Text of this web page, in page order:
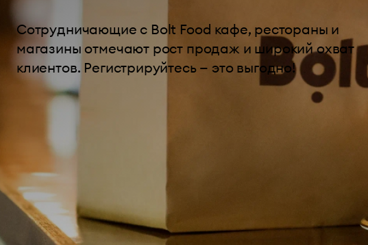
Сотрудничающие с Bolt Food кафе, рестораны и
магазины отмечают рост продаж и широкий охват
клиентов. Регистрируйтесь — это выгодно!